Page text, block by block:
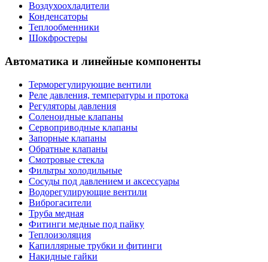
Воздухоохладители
Конденсаторы
Теплообменники
Шокфростеры
Автоматика и линейные компоненты
Терморегулирующие вентили
Реле давления, температуры и протока
Регуляторы давления
Соленоидные клапаны
Сервоприводные клапаны
Запорные клапаны
Обратные клапаны
Смотровые стекла
Фильтры холодильные
Сосуды под давлением и аксессуары
Водорегулирующие вентили
Виброгасители
Труба медная
Фитинги медные под пайку
Теплоизоляция
Капиллярные трубки и фитинги
Накидные гайки